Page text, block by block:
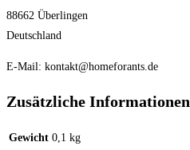
88662 Überlingen
Deutschland
E-Mail: kontakt@homeforants.de
Zusätzliche Informationen
Gewicht 0,1 kg